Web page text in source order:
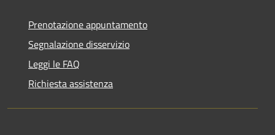
Prenotazione appuntamento
Segnalazione disservizio
Leggi le FAQ
Richiesta assistenza